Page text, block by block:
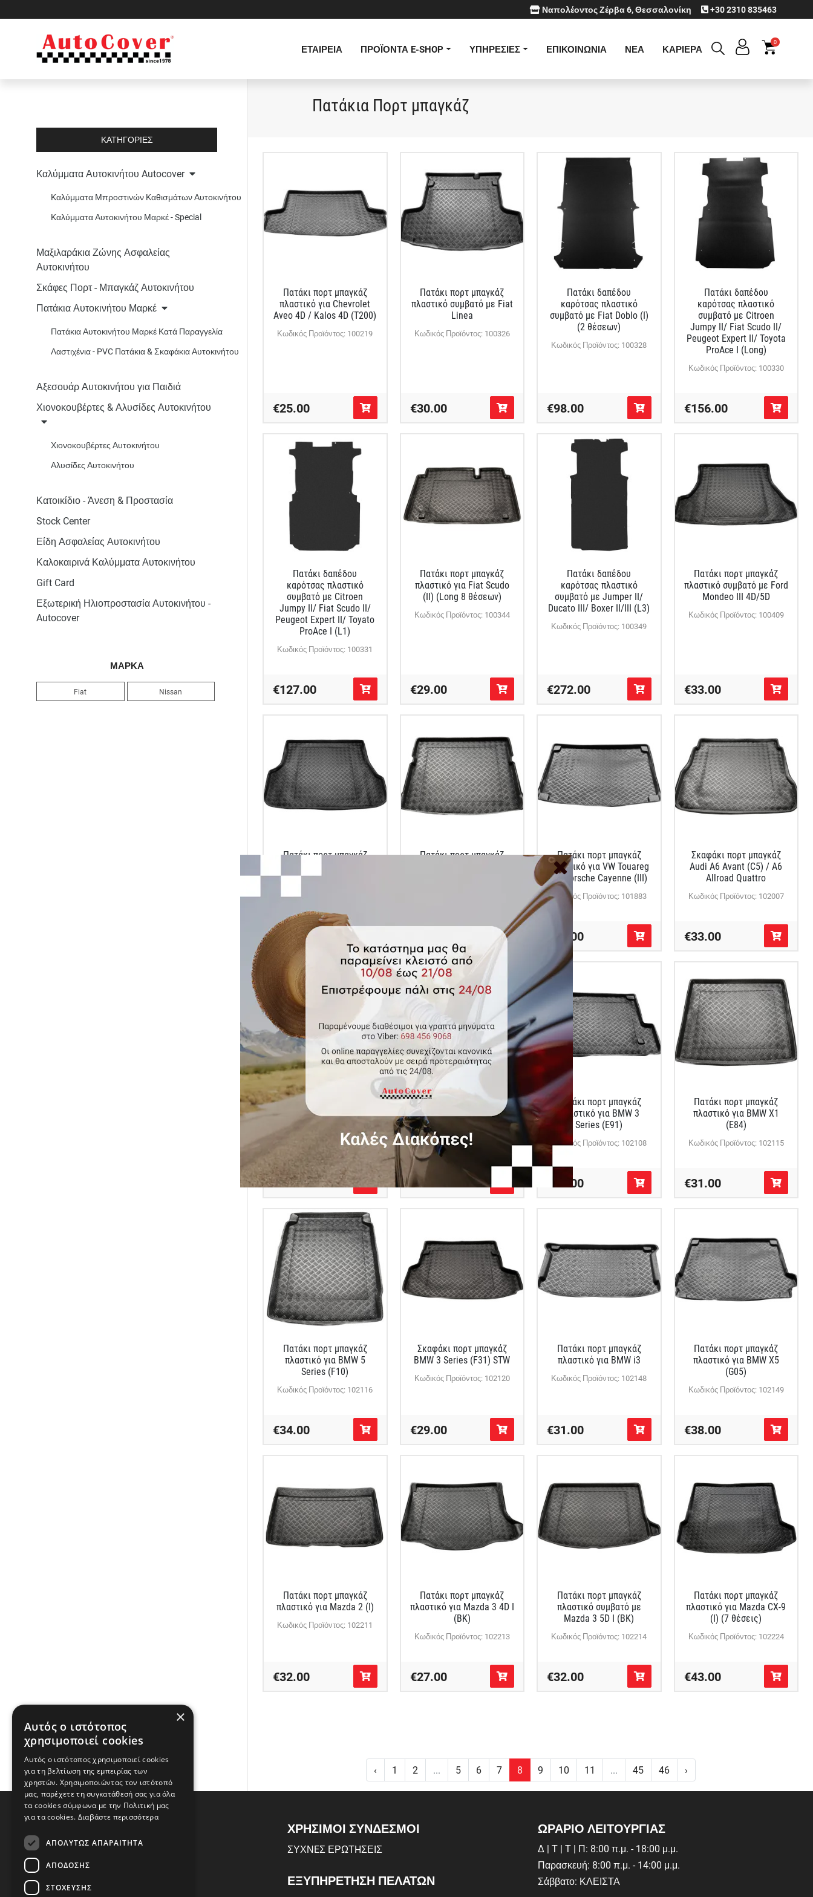
Ναπολέοντος Ζέρβα 6, Θεσσαλονίκη +30 2310 835463
ΕΤΑΙΡΕΙΑ ΠΡΟΪΟΝΤΑ E-SHOP ΥΠΗΡΕΣΙΕΣ ΕΠΙΚΟΙΝΩΝΙΑ ΝΕΑ ΚΑΡΙΕΡΑ
0
ΚΑΤΗΓΟΡΙΕΣ
Kαλύμματα Αυτοκινήτου Autocover
Καλύμματα Μπροστινών Καθισμάτων Αυτοκινήτου
Καλύμματα Αυτοκινήτου Μαρκέ - Special
Μαξιλαράκια Ζώνης Ασφαλείας
Αυτοκινήτου
Σκάφες Πορτ - Μπαγκάζ Αυτοκινήτου
Πατάκια Αυτοκινήτου Μαρκέ
Πατάκια Αυτοκινήτου Μαρκέ Κατά Παραγγελία
Λαστιχένια - PVC Πατάκια & Σκαφάκια Αυτοκινήτου
Αξεσουάρ Αυτοκινήτου για Παιδιά
Χιονοκουβέρτες & Αλυσίδες Αυτοκινήτου
Χιονοκουβέρτες Αυτοκινήτου
Αλυσίδες Αυτοκινήτου
Κατοικίδιο - Άνεση & Προστασία
Stock Center
Είδη Ασφαλείας Αυτοκινήτου
Καλοκαιρινά Καλύμματα Αυτοκινήτου
Gift Card
Εξωτερική Ηλιοπροστασία Αυτοκινήτου -
Autocover
ΜΑΡΚΑ
Fiat Nissan
Πατάκια Πορτ μπαγκάζ
Πατάκι πορτ μπαγκάζ
πλαστικό για Chevrolet
Aveo 4D / Kalos 4D (T200)
Κωδικός Προϊόντος: 100219
€25.00
Πατάκι πορτ μπαγκάζ
πλαστικό συμβατό με Fiat
Linea
Κωδικός Προϊόντος: 100326
€30.00
Πατάκι δαπέδου
καρότσας πλαστικό
συμβατό με Fiat Doblo (I)
(2 θέσεων)
Κωδικός Προϊόντος: 100328
€98.00
Πατάκι δαπέδου
καρότσας πλαστικό
συμβατό με Citroen
Jumpy II/ Fiat Scudo II/
Peugeot Expert II/ Toyota
ProAce I (Long)
Κωδικός Προϊόντος: 100330
€156.00
Πατάκι δαπέδου
καρότσας πλαστικό
συμβατό με Citroen
Jumpy II/ Fiat Scudo II/
Peugeot Expert II/ Toyato
ProAce I (L1)
Κωδικός Προϊόντος: 100331
€127.00
Πατάκι πορτ μπαγκάζ
πλαστικό για Fiat Scudo
(II) (Long 8 θέσεων)
Κωδικός Προϊόντος: 100344
€29.00
Πατάκι δαπέδου
καρότσας πλαστικό
συμβατό με Jumper II/
Ducato III/ Boxer II/ΙΙΙ (L3)
Κωδικός Προϊόντος: 100349
€272.00
Πατάκι πορτ μπαγκάζ
πλαστικό συμβατό με Ford
Mondeo III 4D/5D
Κωδικός Προϊόντος: 100409
€33.00
Πατάκι πορτ μπαγκάζ
Mondeo III STW
Κωδικός Προϊόντος: 100412
€27.00
Πατάκι πορτ μπαγκάζ
Πατάκι πορτ μπαγκάζ
πλαστικό για VW Touareg
III/ Porsche Cayenne (III)
Κωδικός Προϊόντος: 101883
€33.00
Σκαφάκι πορτ μπαγκάζ
Audi A6 Avant (C5) / A6
Allroad Quattro
Κωδικός Προϊόντος: 102007
€33.00
Σκαφάκι πορτ μπαγκάζ
Audi A6 4D (C7)
Κωδικός Προϊόντος: 102025
€33.00
Πατάκι πορτ μπαγκάζ
πλαστικό για BMW 5
Κωδικός Προϊόντος: 102106
€27.00
Πατάκι πορτ μπαγκάζ
πλαστικό για BMW 3
Series (E91)
Κωδικός Προϊόντος: 102108
€27.00
Πατάκι πορτ μπαγκάζ
πλαστικό για BMW X1
(E84)
Κωδικός Προϊόντος: 102115
€31.00
Πατάκι πορτ μπαγκάζ
πλαστικό για BMW 5
Series (F10)
Κωδικός Προϊόντος: 102116
€34.00
Σκαφάκι πορτ μπαγκάζ
BMW 3 Series (F31) STW
Κωδικός Προϊόντος: 102120
€29.00
Πατάκι πορτ μπαγκάζ
πλαστικό για BMW i3
Κωδικός Προϊόντος: 102148
€31.00
Πατάκι πορτ μπαγκάζ
πλαστικό για BMW X5
(G05)
Κωδικός Προϊόντος: 102149
€38.00
Πατάκι πορτ μπαγκάζ
πλαστικό για Mazda 2 (I)
Κωδικός Προϊόντος: 102211
€32.00
Πατάκι πορτ μπαγκάζ
πλαστικό για Mazda 3 4D Ι
(BK)
Κωδικός Προϊόντος: 102213
€27.00
Πατάκι πορτ μπαγκάζ
πλαστικό συμβατό με
Mazda 3 5D I (BK)
Κωδικός Προϊόντος: 102214
€32.00
Πατάκι πορτ μπαγκάζ
πλαστικό για Mazda CX-9
(I) (7 θέσεις)
Κωδικός Προϊόντος: 102224
€43.00
‹ 1 2 ... 5 6 7 8 9 10 11 ... 45 46 ›
Διεύθυνση
ΧΡΗΣΙΜΟΙ ΣΥΝΔΕΣΜΟΙ
ΣΥΧΝEΣ ΕΡΩΤHΣΕΙΣ
ΕΞΥΠΗΡΕΤΗΣΗ ΠΕΛΑΤΩΝ
ΩΡΑΡΙΟ ΛΕΙΤΟΥΡΓΙΑΣ
Δ | Τ | Τ | Π: 8:00 π.μ. - 18:00 μ.μ.
Παρασκευή: 8:00 π.μ. - 14:00 μ.μ.
Σάββατο: ΚΛΕΙΣΤΑ
×
Αυτός ο ιστότοπος
χρησιμοποιεί cookies
Αυτός ο ιστότοπος χρησιμοποιεί cookies
για τη βελτίωση της εμπειρίας των
χρηστών. Χρησιμοποιώντας τον ιστότοπό
μας, παρέχετε τη συγκατάθεσή σας για όλα
τα cookies σύμφωνα με την Πολιτική μας
για τα cookies. Διαβάστε περισσότερα
ΑΠΟΛΎΤΩΣ ΑΠΑΡΑΊΤΗΤΑ
ΑΠΌΔΟΣΗΣ
ΣΤΌΧΕΥΣΗΣ